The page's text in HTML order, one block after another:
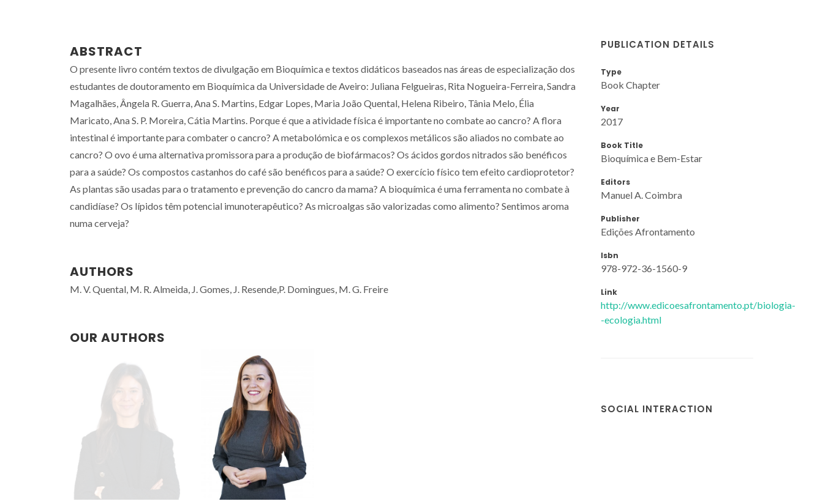
ABSTRACT
O presente livro contém textos de divulgação em Bioquímica e textos didáticos baseados nas áreas de especialização dos
estudantes de doutoramento em Bioquímica da Universidade de Aveiro: Juliana Felgueiras, Rita Nogueira-Ferreira, Sandra
Magalhães, Ângela R. Guerra, Ana S. Martins, Edgar Lopes, Maria João Quental, Helena Ribeiro, Tânia Melo, Élia
Maricato, Ana S. P. Moreira, Cátia Martins. Porque é que a atividade física é importante no combate ao cancro? A flora
intestinal é importante para combater o cancro? A metabolómica e os complexos metálicos são aliados no combate ao
cancro? O ovo é uma alternativa promissora para a produção de biofármacos? Os ácidos gordos nitrados são benéficos
para a saúde? Os compostos castanhos do café são benéficos para a saúde? O exercício físico tem efeito cardioprotetor?
As plantas são usadas para o tratamento e prevenção do cancro da mama? A bioquímica é uma ferramenta no combate à
candidíase? Os lípidos têm potencial imunoterapêutico? As microalgas são valorizadas como alimento? Sentimos aroma
numa cerveja?
AUTHORS
M. V. Quental, M. R. Almeida, J. Gomes, J. Resende,P. Domingues, M. G. Freire
OUR AUTHORS
PUBLICATION DETAILS
Type
Book Chapter
Year
2017
Book Title
Bioquímica e Bem-Estar
Editors
Manuel A. Coimbra
Publisher
Edições Afrontamento
Isbn
978-972-36-1560-9
Link
http://www.edicoesafrontamento.pt/biologia-
-ecologia.html
SOCIAL INTERACTION